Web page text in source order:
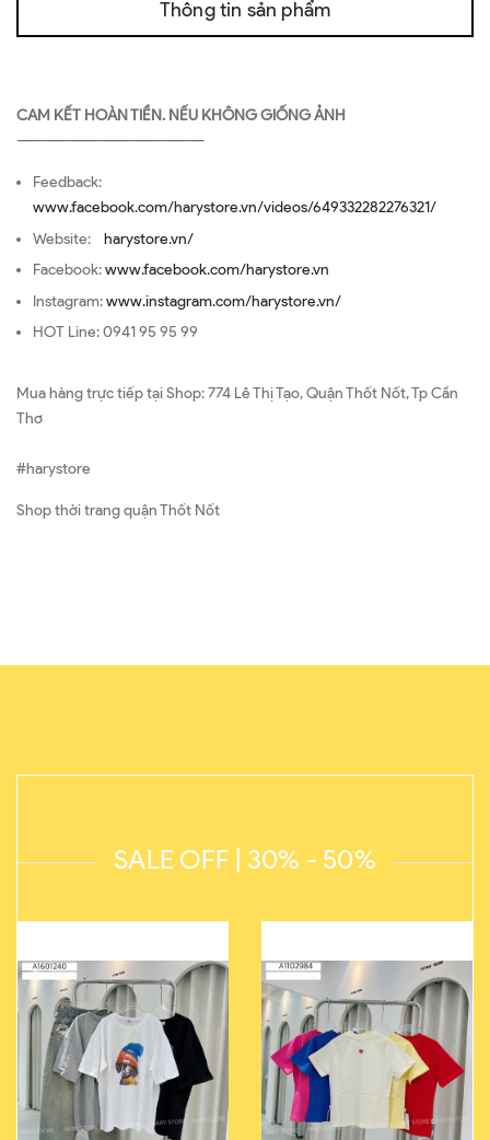
Thông tin sản phẩm
CAM KẾT HOÀN TIỀN. NẾU KHÔNG GIỐNG ẢNH
—————————————————
Feedback:
www.facebook.com/harystore.vn/videos/649332282276321/
Website: harystore.vn/
Facebook:www.facebook.com/harystore.vn
Instagram:www.instagram.com/harystore.vn/
HOT Line: 0941 95 95 99
Mua hàng trực tiếp tại Shop: 774 Lê Thị Tạo, Quận Thốt Nốt, Tp Cần
Thơ
#harystore
Shop thời trang quận Thốt Nốt
SALE OFF | 30% - 50%